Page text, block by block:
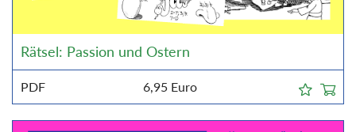
Rätsel: Passion und Ostern
PDF 6,95 Euro